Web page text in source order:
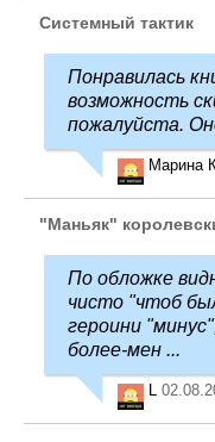
Системный тактик
Понравилась
возможность
пожалуйста.
Марина
"Маньяк"
По обложке
чисто "чтоб
героини
более-мен ...
L